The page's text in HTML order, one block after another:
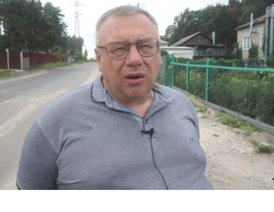
Перейти к основному содержанию